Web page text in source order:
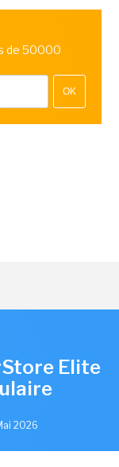
de 50000
OK
Elite
2026